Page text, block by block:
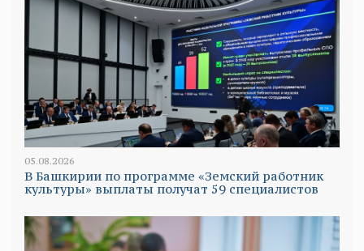
05.08.2026
В Башкирии по программе «Земский работник
культуры» выплаты получат 59 специалистов